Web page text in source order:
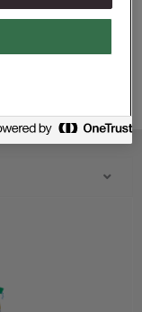
la sensation